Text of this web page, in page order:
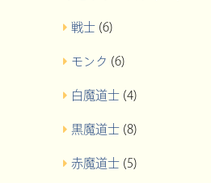
戦士 (6)
モンク (6)
白魔道士 (4)
黒魔道士 (8)
赤魔道士 (5)